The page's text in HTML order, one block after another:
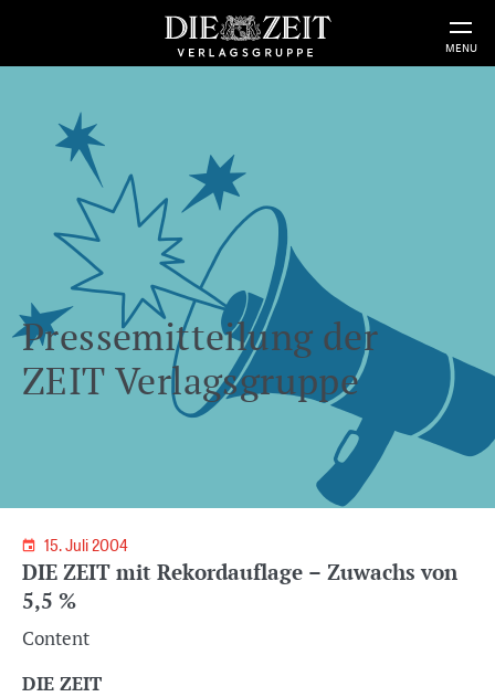
MENU
Pressemitteilung der
ZEIT Verlagsgruppe
15. Juli 2004
DIE ZEIT mit Rekordauflage – Zuwachs von
5,5 %
Content
DIE ZEIT